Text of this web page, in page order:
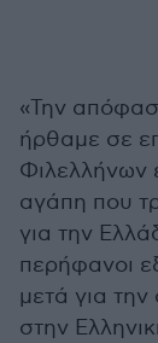
«Την
ήρθαμε σε
Φιλελλήνων
αγάπη που
για την
περήφανοι
μετά για
στην